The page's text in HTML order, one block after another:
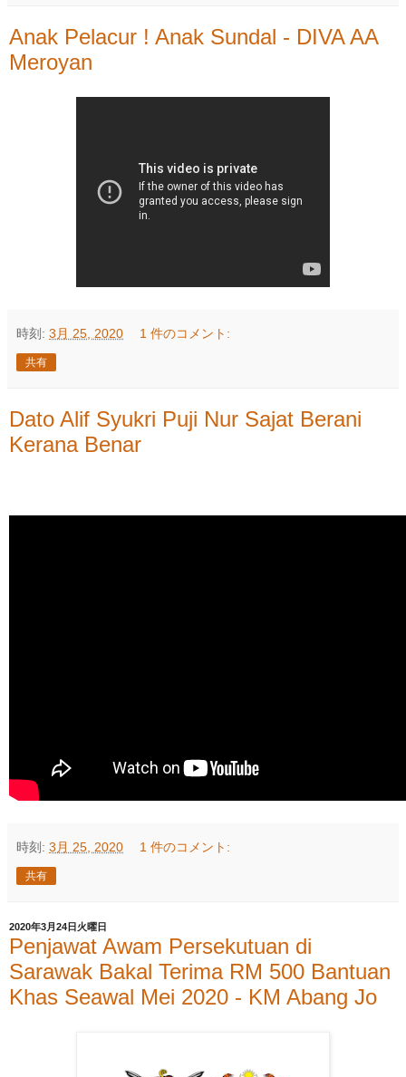
Anak Pelacur ! Anak Sundal - DIVA AA
Meroyan
時刻: 3月 25, 2020 1 件のコメント:
共有
Dato Alif Syukri Puji Nur Sajat Berani
Kerana Benar
時刻: 3月 25, 2020 1 件のコメント:
共有
2020年3月24日火曜日
Penjawat Awam Persekutuan di
Sarawak Bakal Terima RM 500 Bantuan
Khas Seawal Mei 2020 - KM Abang Jo